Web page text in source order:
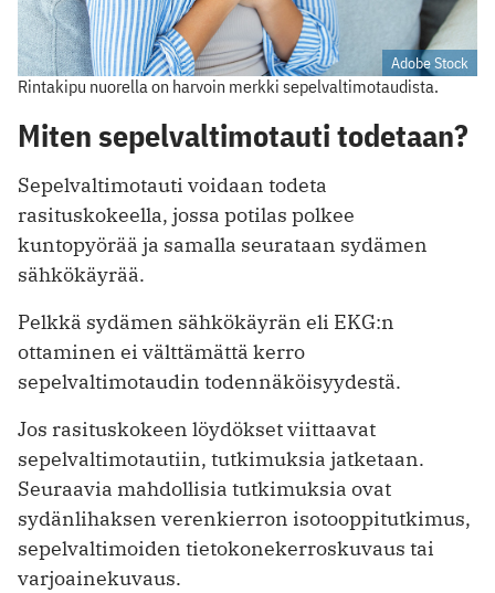
Adobe Stock
Rintakipu nuorella on harvoin merkki sepelvaltimotaudista.
Miten sepelvaltimotauti todetaan?
Sepelvaltimotauti voidaan todeta
rasituskokeella, jossa potilas polkee
kuntopyörää ja samalla seurataan sydämen
sähkökäyrää.
Pelkkä sydämen sähkökäyrän eli EKG:n
ottaminen ei välttämättä kerro
sepelvaltimotaudin todennäköisyydestä.
Jos rasituskokeen löydökset viittaavat
sepelvaltimotautiin, tutkimuksia jatketaan.
Seuraavia mahdollisia tutkimuksia ovat
sydänlihaksen verenkierron isotooppitutkimus,
sepelvaltimoiden tietokonekerroskuvaus tai
varjoainekuvaus.